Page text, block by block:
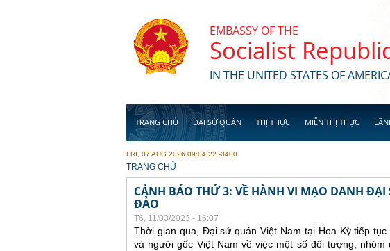
EMBASSY OF THE
Socialist
IN THE UNITED STATES OF
TRANG CHỦ ĐẠI SỨ QUÁN THỊ THỰC MIỄN THỊ THỰC
FRI, 07 AUG 2026 09:04:22 -0400
YOU ARE HERE
TRANG CHỦ
CẢNH BÁO THỨ 3: VỀ HÀNH VI MẠO DANH
ĐẢO
T6, 11/03/2023 - 16:07
Thời gian qua, Đại sứ quán Việt Nam tại Hoa Kỳ tiếp
và người gốc Việt Nam về việc một số đối tượng, nhóm